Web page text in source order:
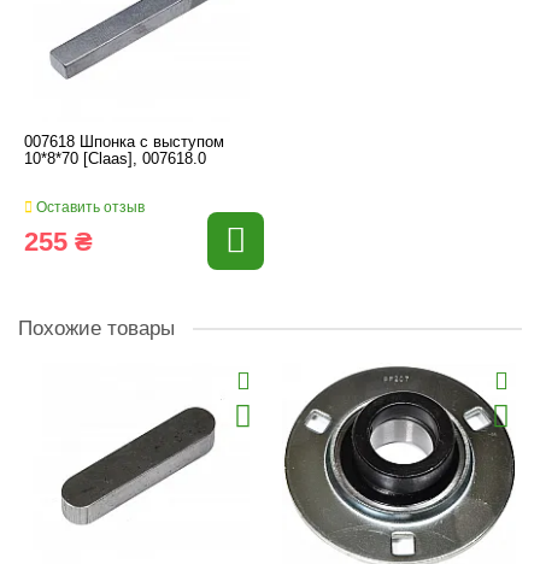
007618 Шпонка с выступом
10*8*70 [Claas], 007618.0
Оставить отзыв
255 ₴
Похожие товары